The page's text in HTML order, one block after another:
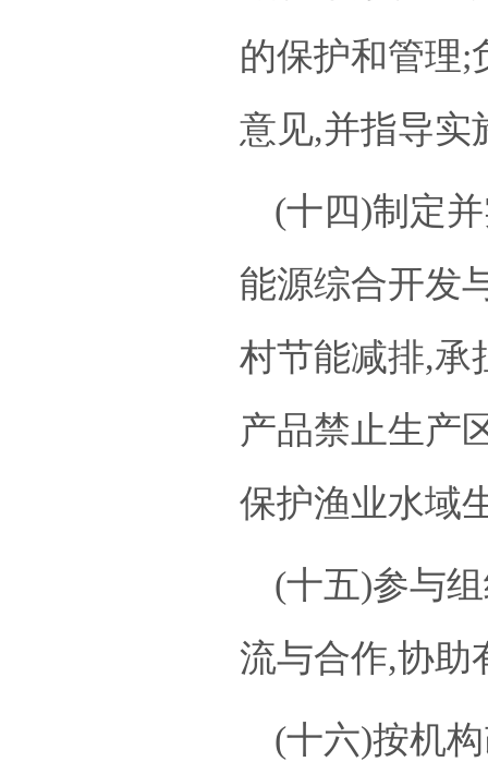
的保护和管理;
意见,并指导实
(十四)制定
能源综合开发
村节能减排,承
产品禁止生产
保护渔业水域
(十五)参与
流与合作,协助
(十六)按机